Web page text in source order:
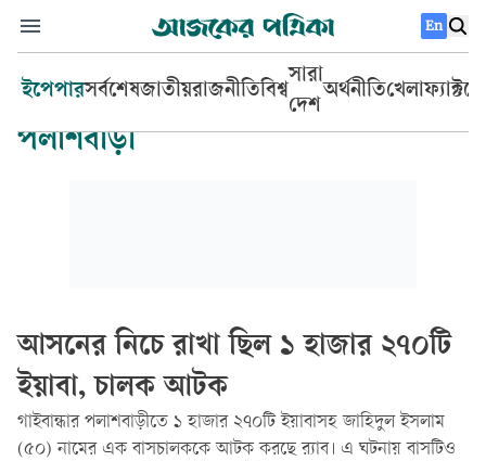
En
ইপেপারসর্বশেষজাতীয়রাজনীতিবিশ্ব
সারা
দেশ
অর্থনীতিখেলা
পলাশবাড়ী
আসনের নিচে রাখা ছিল ১ হাজার ২৭০টি
ইয়াবা, চালক আটক
গাইবান্ধার পলাশবাড়ীতে ১ হাজার ২৭০টি ইয়াবাসহ জাহিদুল ইসলাম
(৫০) নামের এক বাসচালককে আটক করছে র‌্যাব। এ ঘটনায় বাসটিও